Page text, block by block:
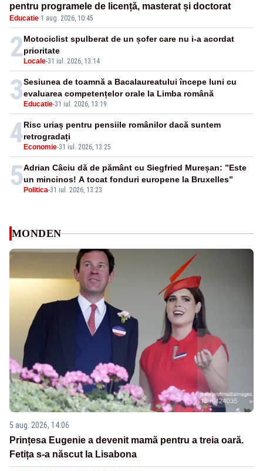
pentru programele de licență, masterat și doctorat
Educatie·1 aug. 2026, 10:45
2 Locale-31 iul. 2026, 13:14
Motociclist spulberat de un șofer care nu i-a acordat
prioritate
3 Educatie-31 iul. 2026, 13:19
Sesiunea de toamnă a Bacalaureatului începe luni cu
evaluarea competențelor orale la Limba română
4 Economie-31 iul. 2026, 13:25
Risc uriaș pentru pensiile românilor dacă suntem
retrogradați
5 Politica-31 iul. 2026, 13:23
Adrian Câciu dă de pământ cu Siegfried Mureșan: ”Este
un mincinos! A tocat fonduri europene la Bruxelles”
MONDEN
5 aug. 2026, 14:06
Prințesa Eugenie a devenit mamă pentru a treia oară.
Fetița s-a născut la Lisabona